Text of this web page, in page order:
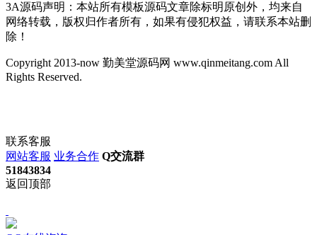
3A源码声明：本站所有模板源码文章除标明原创外，均来自
网络转载，版权归作者所有，如果有侵犯权益，请联系本站删
除！
Copyright 2013-now 勤美堂源码网 www.qinmeitang.com All
Rights Reserved.
联系客服
网站客服 业务合作 Q交流群
51843834
返回顶部